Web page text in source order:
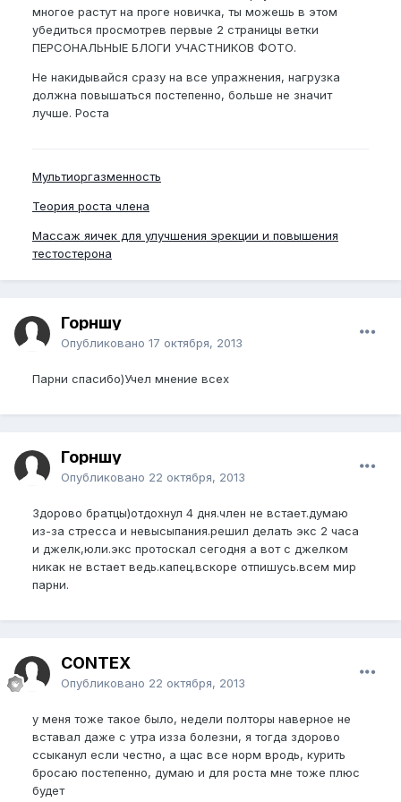
многое растут на проге новичка, ты можешь в этом
убедиться просмотрев первые 2 страницы ветки
ПЕРСОНАЛЬНЫЕ БЛОГИ УЧАСТНИКОВ ФОТО.
Не накидывайся сразу на все упражнения, нагрузка
должна повышаться постепенно, больше не значит
лучше. Роста
Мультиоргазменность
Теория роста члена
Массаж яичек для улучшения эрекции и повышения
тестостерона
Горншу
Опубликовано 17 октября, 2013
Парни спасибо)Учел мнение всех
Горншу
Опубликовано 22 октября, 2013
Здорово братцы)отдохнул 4 дня.член не встает.думаю
из-за стресса и невысыпания.решил делать экс 2 часа
и джелк,юли.экс протоскал сегодня а вот с джелком
никак не встает ведь.капец.вскоре отпишусь.всем мир
парни.
CONTEX
Опубликовано 22 октября, 2013
у меня тоже такое было, недели полторы наверное не
вставал даже с утра изза болезни, я тогда здорово
ссыканул если честно, а щас все норм вродь, курить
бросаю постепенно, думаю и для роста мне тоже плюс
будет